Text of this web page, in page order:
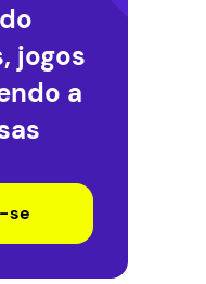
jogos
a
se